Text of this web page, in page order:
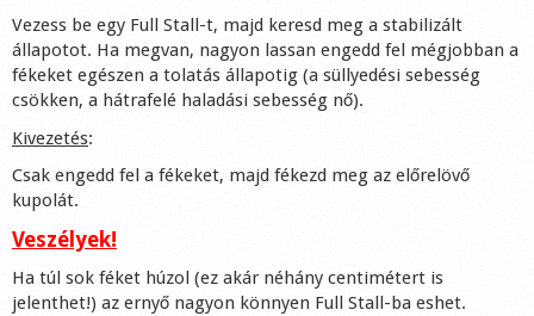
Vezess be egy Full Stall-t, majd keresd meg a stabilizált
állapotot. Ha megvan, nagyon lassan engedd fel mégjobban a
fékeket egészen a tolatás állapotig (a süllyedési sebesség
csökken, a hátrafelé haladási sebesség nő).
Kivezetés:
Csak engedd fel a fékeket, majd fékezd meg az előrelövő
kupolát.
Veszélyek!
Ha túl sok féket húzol (ez akár néhány centimétert is
jelenthet!) az ernyő nagyon könnyen Full Stall-ba eshet.